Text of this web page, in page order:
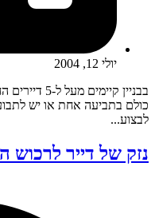
יולי 12, 2004
בבניין
כולם בתביעה אחת או יש
לבצוע...
נזק של דייר לרכוש